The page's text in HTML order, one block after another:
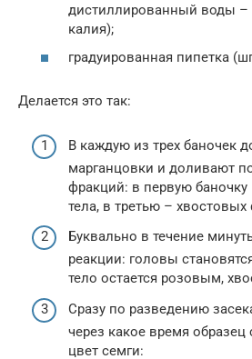
дистиллированный воды –
калия);
градуированная пипетка
Делается это так:
В каждую из трех баночек
марганцовки и доливают
фракций: в первую
тела, в третью – хвостовых
Буквально в течение
реакции: головы
тело остается розовым,
Сразу по разведению
через какое время образец
цвет семги: